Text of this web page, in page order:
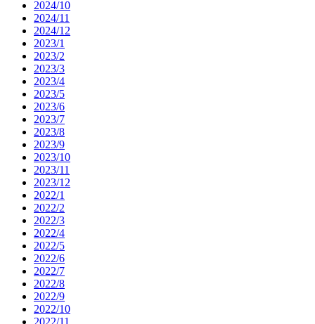
2024/10
2024/11
2024/12
2023/1
2023/2
2023/3
2023/4
2023/5
2023/6
2023/7
2023/8
2023/9
2023/10
2023/11
2023/12
2022/1
2022/2
2022/3
2022/4
2022/5
2022/6
2022/7
2022/8
2022/9
2022/10
2022/11